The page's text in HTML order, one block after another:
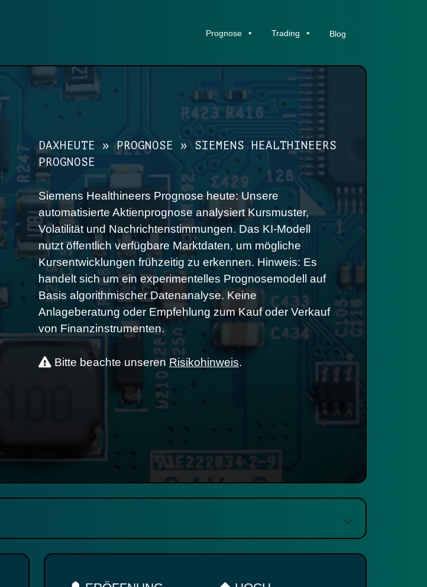
Prognose Trading Blog
DAXHEUTE »PROGNOSE »SIEMENS HEALTHINEERS
PROGNOSE
Siemens Healthineers Prognose heute: Unsere
automatisierte Aktienprognose analysiert Kursmuster,
Volatilität und Nachrichtenstimmungen. Das KI-Modell
nutzt öffentlich verfügbare Marktdaten, um mögliche
Kursentwicklungen frühzeitig zu erkennen. Hinweis: Es
handelt sich um ein experimentelles Prognosemodell auf
Basis algorithmischer Datenanalyse. Keine
Anlageberatung oder Empfehlung zum Kauf oder Verkauf
von Finanzinstrumenten.
Bitte beachte unseren Risikohinweis.